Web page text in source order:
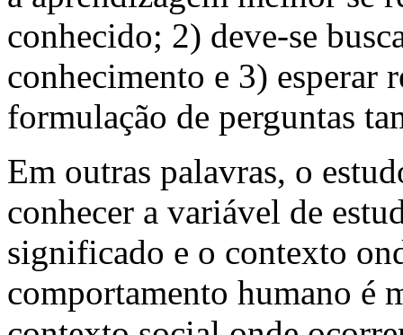
conhecido; 2) deve-se
conhecimento e 3) esperar
formulação de perguntas
Em outras palavras, o
conhecer a variável de
significado e o contexto
comportamento humano é